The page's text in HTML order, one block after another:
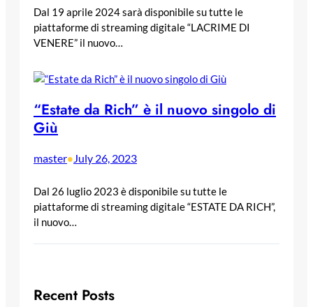
Dal 19 aprile 2024 sarà disponibile su tutte le
piattaforme di streaming digitale “LACRIME DI
VENERE” il nuovo…
“Estate da Rich” è il nuovo singolo di
Giù
master•July 26, 2023
Dal 26 luglio 2023 è disponibile su tutte le
piattaforme di streaming digitale “ESTATE DA RICH”,
il nuovo…
Recent Posts